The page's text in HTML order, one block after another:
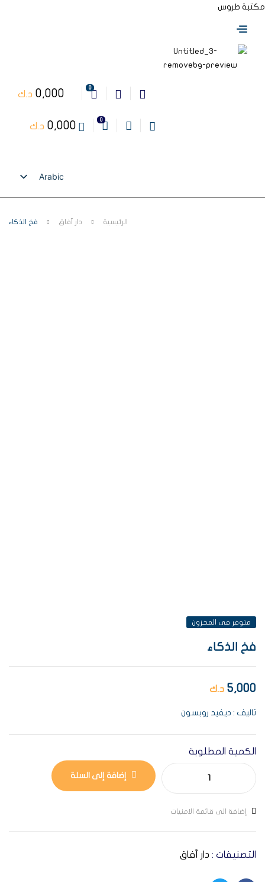
مكتبة طروس
0
0,000 د.ك
0
0,000 د.ك
Arabic
English
الرئيسية دار آفاق فخ الذكاء
AVAILABILITY:
متوفر فى المخزون
فخ الذكاء
5,000 د.ك
تاليف : ديفيد روبسون
الكمية المطلوبة
إضافة إلى السلة
إضافة الى قائمة الامنيات
التصنيفات : دار آفاق